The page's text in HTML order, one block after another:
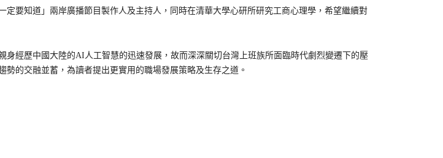
要知道」兩岸廣播節目製作人及主持人，同時在清華大學心研所研究工商心理學，希望繼續對
經歷中國大陸的AI人工智慧的迅速發展，故而深深關切台灣上班族所面臨時代劇烈變遷下的壓
勢的交融並蓄，為讀者提出更實用的職場發展策略及生存之道。